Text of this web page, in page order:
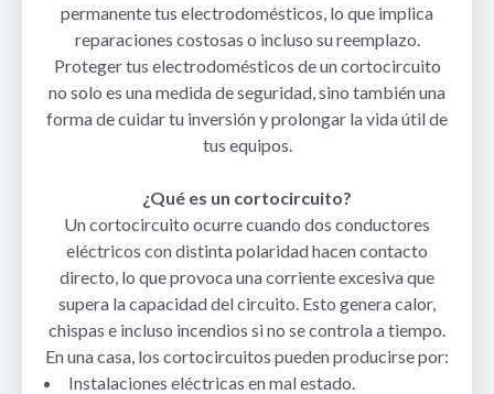
permanente tus electrodomésticos, lo que implica
reparaciones costosas o incluso su reemplazo.
Proteger tus electrodomésticos de un cortocircuito
no solo es una medida de seguridad, sino también una
forma de cuidar tu inversión y prolongar la vida útil de
tus equipos.
¿Qué es un cortocircuito?
Un cortocircuito ocurre cuando dos conductores
eléctricos con distinta polaridad hacen contacto
directo, lo que provoca una corriente excesiva que
supera la capacidad del circuito. Esto genera calor,
chispas e incluso incendios si no se controla a tiempo.
En una casa, los cortocircuitos pueden producirse por:
Instalaciones eléctricas en mal estado.